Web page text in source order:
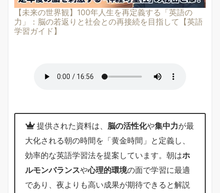
【未来の世界観】100年人生を再定義する「英語の
力」：脳の若返りと社会との再接続を目指して【英語
学習ガイド】
提供された資料は、 脳の活性化や集中力が最
大化される朝の時間を「黄金時間」と定義し、
効率的な英語学習法を提案しています。朝はホ
ルモンバランスや心理的環境の面で学習に最適
であり、夜よりも高い成果が期待できると解説